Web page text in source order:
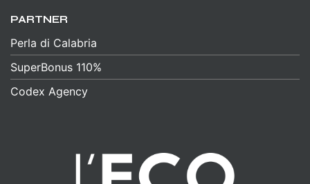
PARTNER
Perla di Calabria
SuperBonus 110%
Codex Agency